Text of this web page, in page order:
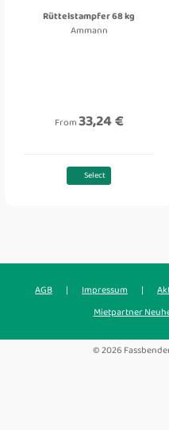
Rüttelstampfer 68 kg
Ammann
From33,24 €
Select
AGB | Impressum |
Mietpartner
© 2026